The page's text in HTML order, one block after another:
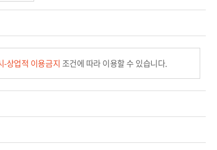
-상업적 이용금지 조건에 따라 이용할 수 있습니다.